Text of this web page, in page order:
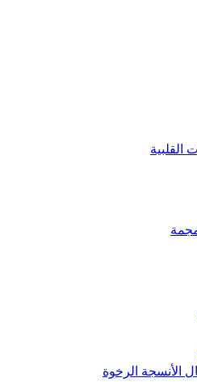
القلبية
الأنسجة الرخوة